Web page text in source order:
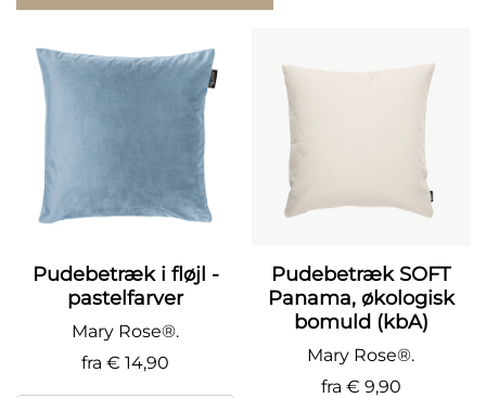
Pudebetræk i fløjl -
pastelfarver
Mary Rose®.
fra € 14,90
Pudebetræk SOFT
Panama, økologisk
bomuld (kbA)
Mary Rose®.
fra € 9,90